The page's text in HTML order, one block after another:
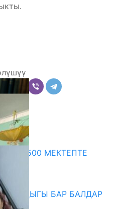
500 МЕКТЕПТЕ
БАР БАЛДАР